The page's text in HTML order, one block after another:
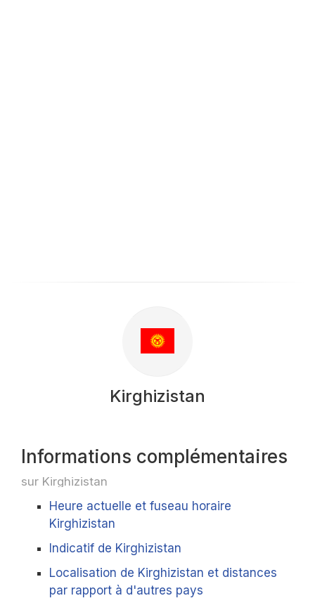
Kirghizistan
Informations complémentaires
sur Kirghizistan
Heure actuelle et fuseau horaire
Kirghizistan
Indicatif de Kirghizistan
Localisation de Kirghizistan et distances
par rapport à d'autres pays